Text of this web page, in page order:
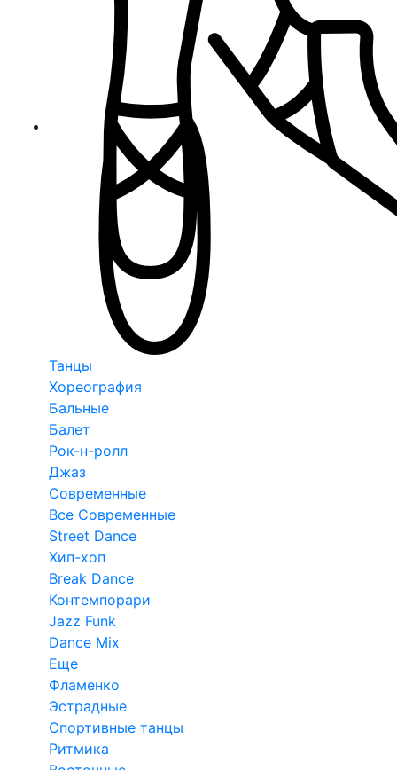
Танцы
Хореография
Бальные
Балет
Рок-н-ролл
Джаз
Современные
Все Современные
Street Dance
Хип-хоп
Break Dance
Контемпорари
Jazz Funk
Dance Mix
Еще
Фламенко
Эстрадные
Спортивные танцы
Ритмика